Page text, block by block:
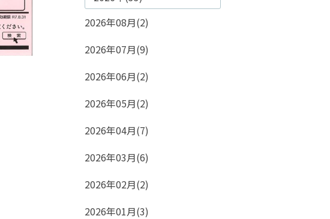
2026年08月(2)
2026年07月(9)
2026年06月(2)
2026年05月(2)
2026年04月(7)
2026年03月(6)
2026年02月(2)
2026年01月(3)